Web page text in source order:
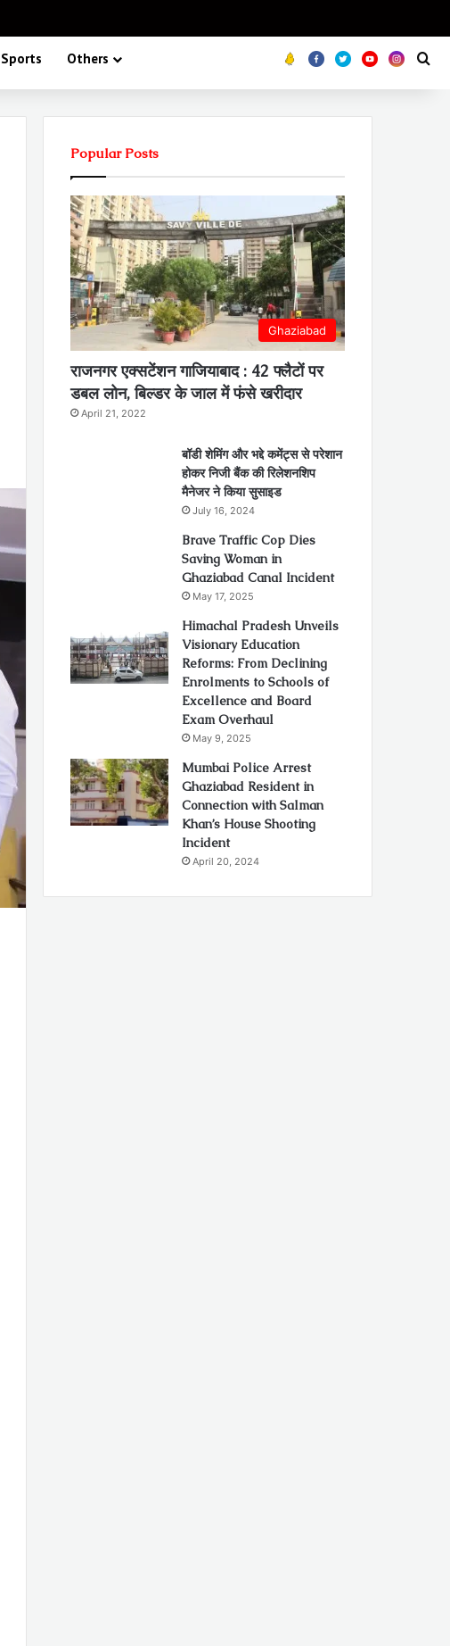
Sports Others Koo FB TwitterYoutube
Popular Posts
Ghaziabad
राजनगर एक्सटेंशन गाजियाबाद : 42 फ्लैटों पर
डबल लोन, बिल्डर के जाल में फंसे खरीदार
April 21, 2022
बॉडी शेमिंग और भद्दे कमेंट्स से परेशान
होकर निजी बैंक की रिलेशनशिप
मैनेजर ने किया सुसाइड
July 16, 2024
Brave Traffic Cop Dies
Saving Woman in
Ghaziabad Canal Incident
May 17, 2025
Himachal Pradesh Unveils
Visionary Education
Reforms: From Declining
Enrolments to Schools of
Excellence and Board
Exam Overhaul
May 9, 2025
Mumbai Police Arrest
Ghaziabad Resident in
Connection with Salman
Khan’s House Shooting
Incident
April 20, 2024